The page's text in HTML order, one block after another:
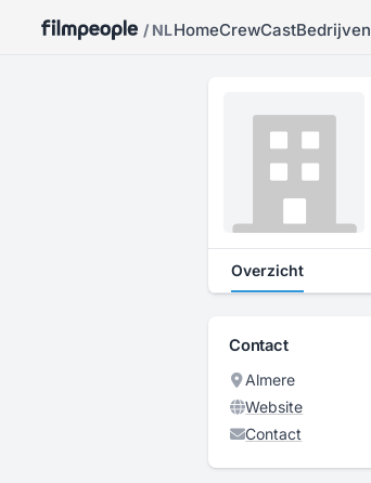
/ NLHomeCrewCastBedrijven
Overzicht
Contact
Almere
Website
Contact